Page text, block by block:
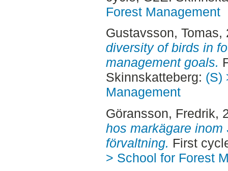
Forest Management
Gustavsson, Tomas,
diversity of birds in
management goals.
Skinnskatteberg: (S)
Management
Göransson, Fredrik,
hos markägare
förvaltning. First
> School for Forest